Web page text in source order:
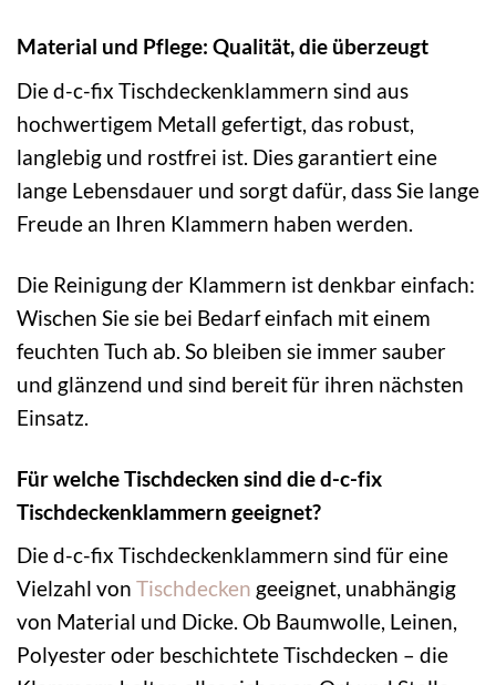
Material und Pflege: Qualität, die überzeugt
Die d-c-fix Tischdeckenklammern sind aus
hochwertigem Metall gefertigt, das robust,
langlebig und rostfrei ist. Dies garantiert eine
lange Lebensdauer und sorgt dafür, dass Sie lange
Freude an Ihren Klammern haben werden.
Die Reinigung der Klammern ist denkbar einfach:
Wischen Sie sie bei Bedarf einfach mit einem
feuchten Tuch ab. So bleiben sie immer sauber
und glänzend und sind bereit für ihren nächsten
Einsatz.
Für welche Tischdecken sind die d-c-fix
Tischdeckenklammern geeignet?
Die d-c-fix Tischdeckenklammern sind für eine
Vielzahl von Tischdecken geeignet, unabhängig
von Material und Dicke. Ob Baumwolle, Leinen,
Polyester oder beschichtete Tischdecken – die